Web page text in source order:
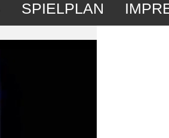
SPIELPLAN